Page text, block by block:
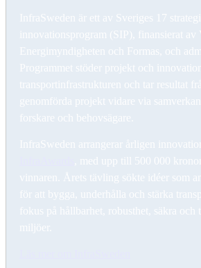
InfraSweden är ett av Sveriges 17
innovationsprogram (SIP), finansierat av
Energimyndigheten och Formas, och
Programmet stöder projekt och
transportinfrastrukturen och tar resultat
genomförda projekt vidare via
forskare och behovsägare.
InfraSweden arrangerar årligen
, med upp till 500 000
vinnaren. Årets tävling sökte idéer som
för att bygga, underhålla och stärka
fokus på hållbarhet, robusthet, säkra
miljöer.